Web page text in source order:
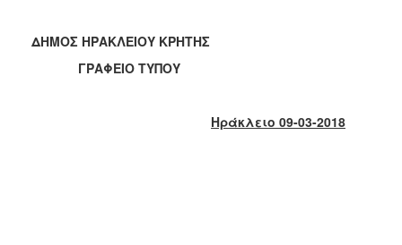
2020
2019
ΔΗΜΟΣ ΗΡΑΚΛΕΙΟΥ ΚΡΗΤΗΣ
ΓΡΑΦΕΙΟ ΤΥΠΟΥ
Ηράκλειο 09-03-2018